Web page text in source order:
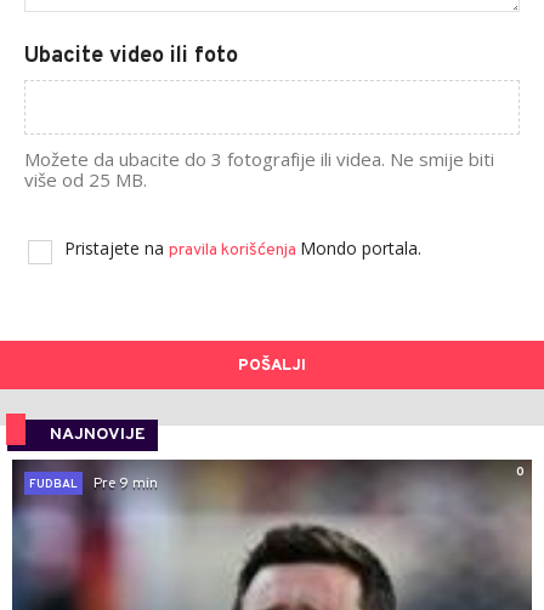
Ubacite video ili foto
Možete da ubacite do 3 fotografije ili videa. Ne smije biti
više od 25 MB.
Pristajete na pravila korišćenja Mondo portala.
POŠALJI
NAJNOVIJE
0
FUDBAL
Pre 9 min